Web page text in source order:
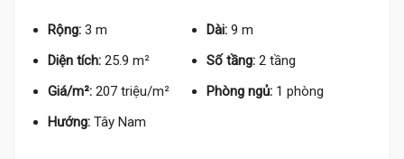
Rộng: 3 m Dài: 9 m
Diện tích: 25.9 m² Số tầng: 2 tầng
Giá/m²: 207 triệu/m² Phòng ngủ: 1 phòng
Hướng: Tây Nam